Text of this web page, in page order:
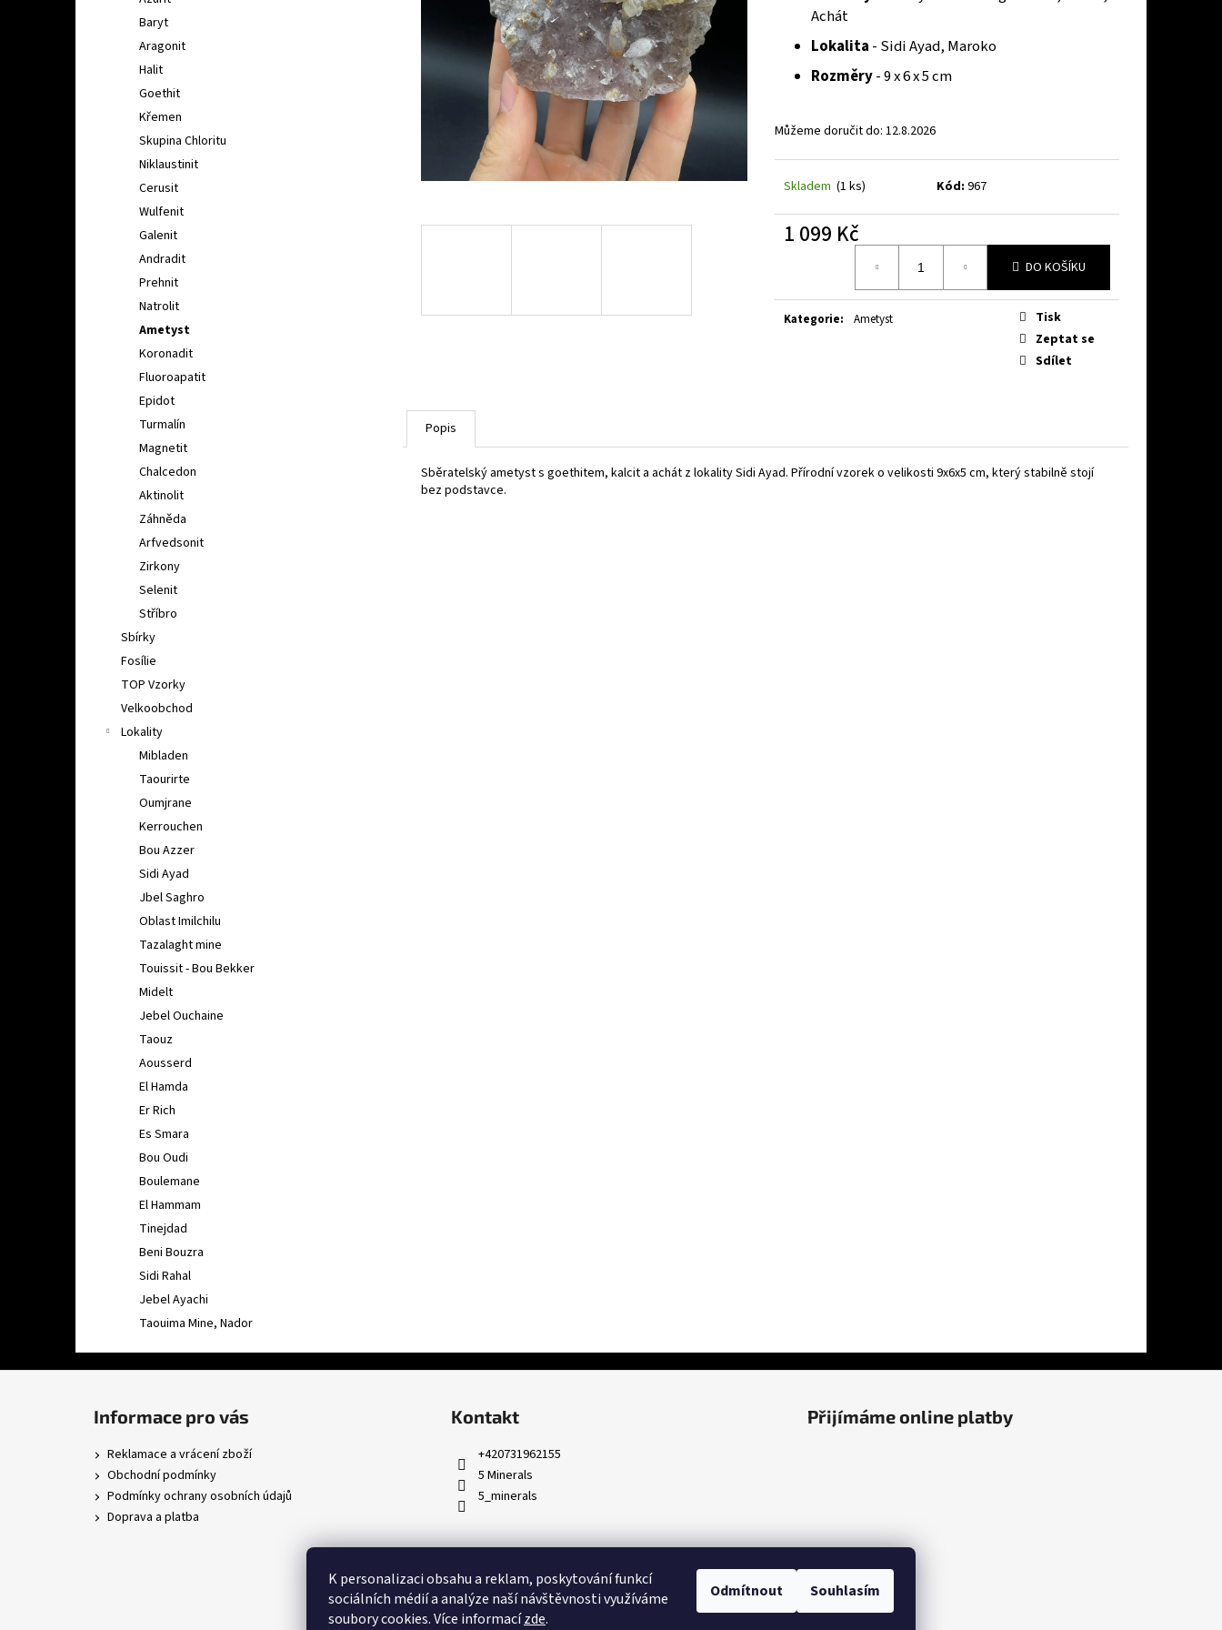
K personalizaci obsahu a reklam, poskytování funkcí
sociálních médií a analýze naší návštěvnosti využíváme
soubory cookies. Více informacízde.
Odmítnout Souhlasím
Baryt
Aragonit
Halit
Goethit
Křemen
Skupina Chloritu
Niklaustinit
Cerusit
Wulfenit
Galenit
Andradit
Prehnit
Natrolit
Ametyst
Koronadit
Fluoroapatit
Epidot
Turmalín
Magnetit
Chalcedon
Aktinolit
Záhněda
Arfvedsonit
Zirkony
Selenit
Stříbro
Sbírky
Fosílie
TOP Vzorky
Velkoobchod
Lokality
Mibladen
Taourirte
Oumjrane
Kerrouchen
Bou Azzer
Sidi Ayad
Jbel Saghro
Oblast Imilchilu
Tazalaght mine
Touissit - Bou Bekker
Midelt
Jebel Ouchaine
Taouz
Aousserd
El Hamda
Er Rich
Es Smara
Bou Oudi
Boulemane
El Hammam
Tinejdad
Beni Bouzra
Sidi Rahal
Jebel Ayachi
Taouima Mine, Nador
Achát
Lokalita - Sidi Ayad, Maroko
Rozměry- 9 x 6 x 5 cm
Můžeme doručit do: 12.8.2026
Skladem (1 ks) Kód: 967
1 099 Kč
DO KOŠÍKU
Kategorie: Ametyst
Tisk
Zeptat se
Sdílet
Popis
Sběratelský ametyst s goethitem, kalcit a achát z lokality Sidi Ayad. Přírodní vzorek o velikosti 9x6x5 cm, který stabilně stojí
bez podstavce.
Informace pro vás
Reklamace a vrácení zboží
Obchodní podmínky
Podmínky ochrany osobních údajů
Doprava a platba
Kontakt
+420731962155
5 Minerals
5_minerals
Přijímáme online platby